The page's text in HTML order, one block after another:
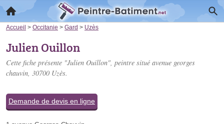
Accueil > Occitanie > Gard > Uzès
Julien Ouillon
Cette fiche présente "Julien Ouillon", peintre situé avenue georges
chauvin, 30700 Uzès.
Demande de devis en ligne